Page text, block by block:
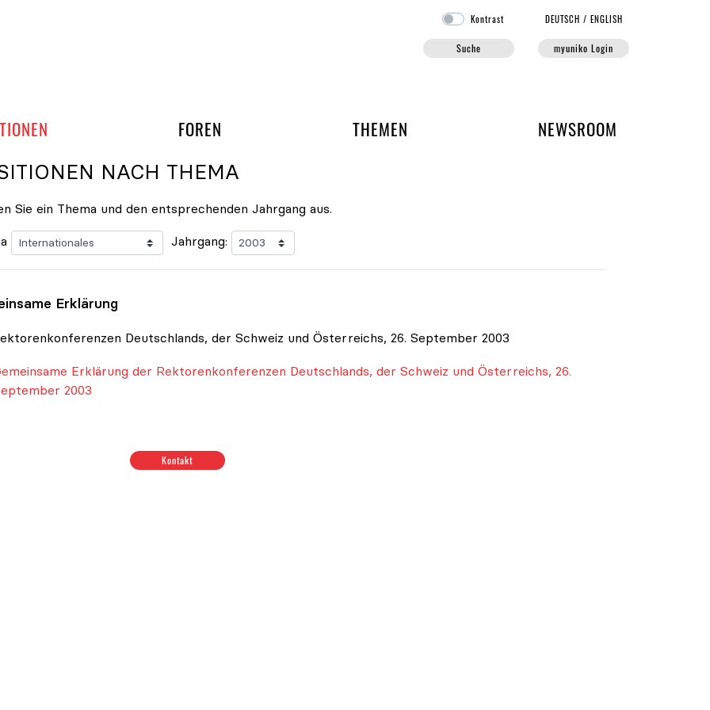
Kontrast DEUTSCH /ENGLISH
Suche myuniko Login
FOREN UND ARBEITSGRUPPEN DER UNIKO
THEMEN NEWSROOM
NACH THEMA
Sie ein Thema und den entsprechenden Jahrgang aus.
Jahrgang:
Erklärung
Deutschlands, der Schweiz und Österreichs, 26. September 2003
Erklärung der Rektorenkonferenzen Deutschlands, der Schweiz und Österreichs, 26.
2003
Kontakt